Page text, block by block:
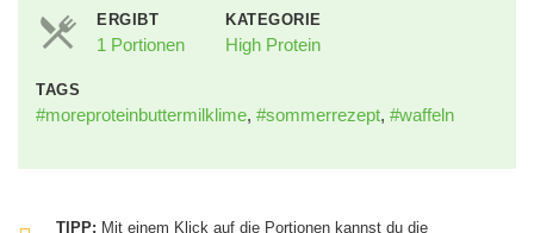
ERGIBT
1 Portionen
KATEGORIE
High Protein
TAGS
#moreproteinbuttermilklime, #sommerrezept, #waffeln
TIPP: Mit einem Klick auf die Portionen kannst du die